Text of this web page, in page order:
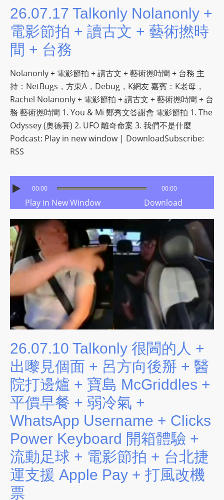
talkonly
26.07.17 Talkonly Nolanonly +
電影節拍 + 讀古文 + 藝術撚時
間 + 台務
Nolanonly + 電影節拍 + 讀古文 + 藝術撚時間 + 台務 主
持：NetBugs，方東A，Debug，K網友 嘉賓：K老母，
Rachel Nolanonly + 電影節拍 + 讀古文 + 藝術撚時間 + 台
務 藝術撚時間 1. You & Mi 鄭秀文答謝會 電影節拍 1. The
Odyssey (奧德賽) 2. UFO 離奇命案 3. 我們不是什麼
Podcast: Play in new window | DownloadSubscribe:
RSS
00:00 00:00
Play in New Window Download
26.07.10 Talkonly 很閪的人 +
出嚟見個面 + 呂方向後掰 + 醫
院打邊爐 + 寶島 McGriddles +
平價早餐 + 弱冷氣 +
WhatsApp Username + Clicks
Power Keyboard 開箱體驗 +
流動足球 + 電影節拍 + 台北捷
運支援 Apple Pay + 打風改機
票